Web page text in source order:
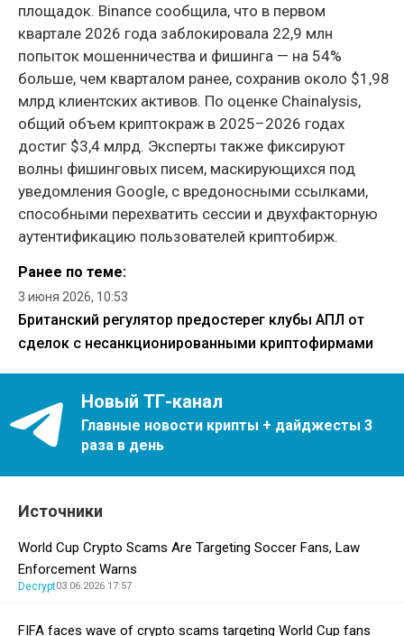
площадок. Binance сообщила, что в первом
квартале 2026 года заблокировала 22,9 млн
попыток мошенничества и фишинга — на 54%
больше, чем кварталом ранее, сохранив около $1,98
млрд клиентских активов. По оценке Chainalysis,
общий объем криптокраж в 2025–2026 годах
достиг $3,4 млрд. Эксперты также фиксируют
волны фишинговых писем, маскирующихся под
уведомления Google, с вредоносными ссылками,
способными перехватить сессии и двухфакторную
аутентификацию пользователей криптобирж.
Ранее по теме:
3 июня 2026, 10:53
Британский регулятор предостерег клубы АПЛ от
сделок с несанкционированными криптофирмами
Новый ТГ-канал
Главные новости крипты + дайджесты 3
раза в день
Источники
World Cup Crypto Scams Are Targeting Soccer Fans, Law
Enforcement Warns
Decrypt03.06.2026 17:57
FIFA faces wave of crypto scams targeting World Cup fans